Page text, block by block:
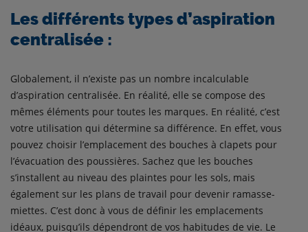
Les différents types d’aspiration
centralisée :
Globalement, il n’existe pas un nombre incalculable
d’aspiration centralisée. En réalité, elle se compose des
mêmes éléments pour toutes les marques. En réalité, c’est
votre utilisation qui détermine sa différence. En effet, vous
pouvez choisir l’emplacement des bouches à clapets pour
l’évacuation des poussières. Sachez que les bouches
s’installent au niveau des plaintes pour les sols, mais
également sur les plans de travail pour devenir ramasse-
miettes. C’est donc à vous de définir les emplacements
idéaux, puisqu’ils dépendront de vos habitudes de vie. Le